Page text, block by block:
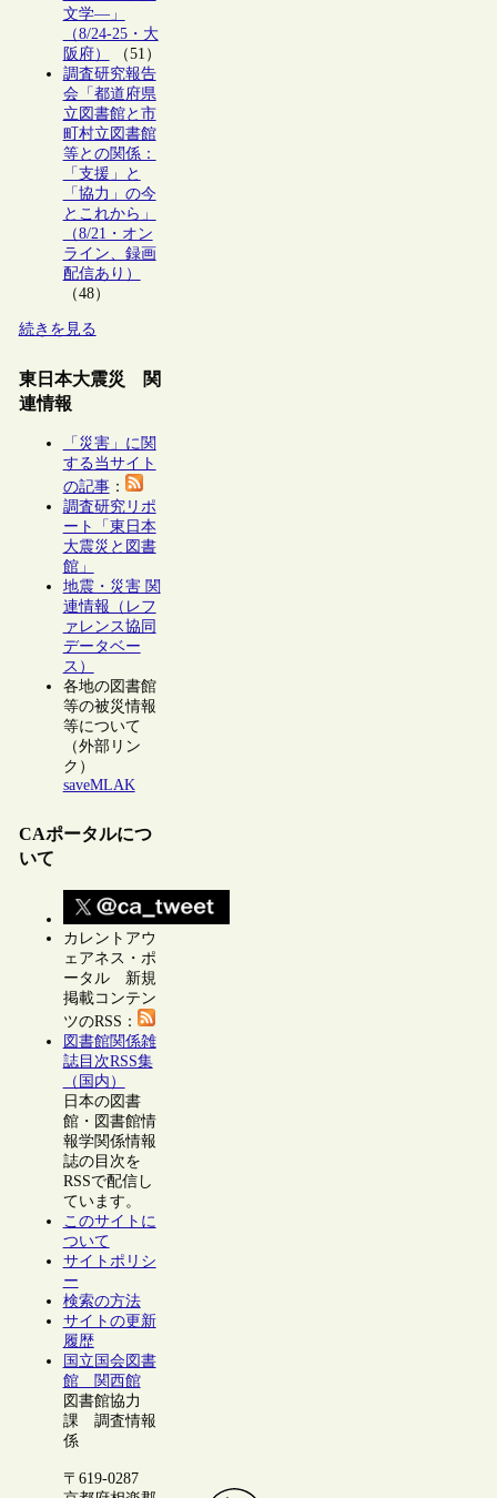
文学―」
（8/24-25・大
阪府）
（51）
調査研究報告
会「都道府県
立図書館と市
町村立図書館
等との関係：
「支援」と
「協力」の今
とこれから」
（8/21・オン
ライン、録画
配信あり）
（48）
続きを見る
東日本大震災 関
連情報
「災害」に関
する当サイト
の記事：
調査研究リポ
ート「東日本
大震災と図書
館」
地震・災害 関
連情報（レフ
ァレンス協同
データベー
ス）
各地の図書館
等の被災情報
等について
（外部リン
ク）
saveMLAK
CAポータルにつ
いて
カレントアウ
ェアネス・ポ
ータル 新規
掲載コンテン
ツのRSS：
図書館関係雑
誌目次RSS集
（国内）
日本の図書
館・図書館情
報学関係情報
誌の目次を
RSSで配信し
ています。
このサイトに
ついて
サイトポリシ
ー
検索の方法
サイトの更新
履歴
国立国会図書
館 関西館
図書館協力
課 調査情報
係
〒619-0287